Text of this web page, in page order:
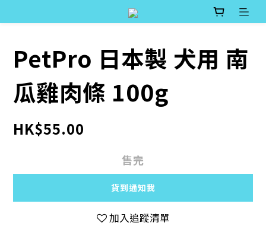
PetPro 日本製 犬用 南
瓜雞肉條 100g
HK$55.00
售完
貨到通知我
加入追蹤清單